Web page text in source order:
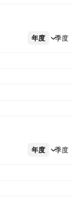
年度 季度
更多
年度 季度
更多